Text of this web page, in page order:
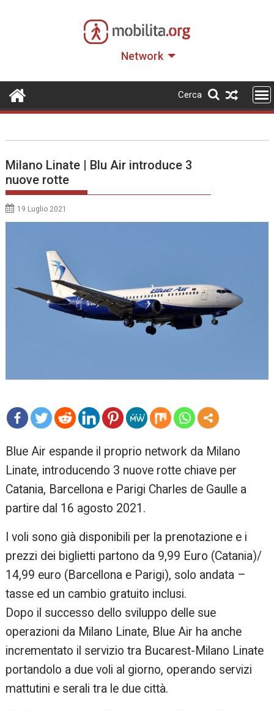
Network
Cerca
Milano Linate | Blu Air introduce 3
nuove rotte
19 Luglio 2021
re
Blue Air espande il proprio network da Milano
Linate, introducendo 3 nuove rotte chiave per
Catania, Barcellona e Parigi Charles de Gaulle a
partire dal 16 agosto 2021.
I voli sono già disponibili per la prenotazione e i
prezzi dei biglietti partono da 9,99 Euro (Catania)/
14,99 euro (Barcellona e Parigi), solo andata –
tasse ed un cambio gratuito inclusi.
Dopo il successo dello sviluppo delle sue
operazioni da Milano Linate, Blue Air ha anche
incrementato il servizio tra Bucarest-Milano Linate
portandolo a due voli al giorno, operando servizi
mattutini e serali tra le due città.